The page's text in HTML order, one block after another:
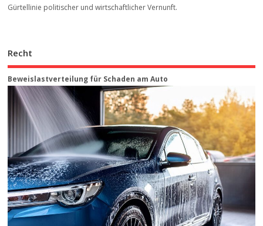
Gürtellinie politischer und wirtschaftlicher Vernunft.
Recht
Beweis­last­ver­teilung für Schaden am Auto